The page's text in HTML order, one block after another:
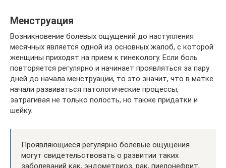
Менструация
Возникновение болевых ощущений до наступления
месячных является одной из основных жалоб, с которой
женщины приходят на прием к гинекологу. Если боль
повторяется регулярно и начинает проявляться за пару
дней до начала менструации, то это значит, что в матке
начали развиваться патологические процессы,
затрагивая не только полость, но также придатки и
шейку.
Проявляющиеся регулярно болевые ощущения
могут свидетельствовать о развитии таких
заболеваний как, эндометриоз, рак, пиелонефрит,